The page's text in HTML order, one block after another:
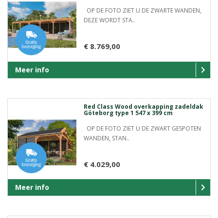
OP DE FOTO ZIET U DE ZWARTE WANDEN,
DEZE WORDT STA..
€ 8.769,00
Meer info
Red Class Wood overkapping zadeldak
Göteborg type 1 547 x 399 cm
OP DE FOTO ZIET U DE ZWART GESPOTEN
WANDEN, STAN..
€ 4.029,00
Meer info